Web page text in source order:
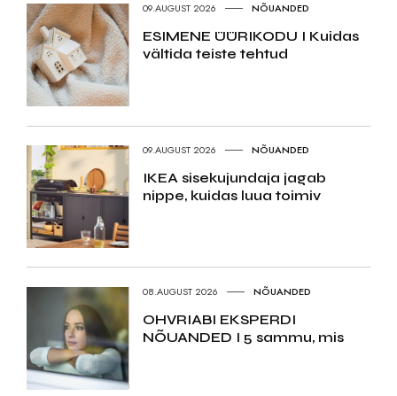
09.AUGUST 2026 NÕUANDED
ESIMENE ÜÜRIKODU I Kuidas
vältida teiste tehtud
09.AUGUST 2026 NÕUANDED
IKEA sisekujundaja jagab
nippe, kuidas luua toimiv
08.AUGUST 2026 NÕUANDED
OHVRIABI EKSPERDI
NÕUANDED I 5 sammu, mis